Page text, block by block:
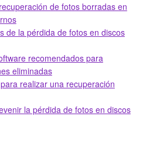
de fotos borradas en
de la pérdida de fotos en discos
recomendados para
eliminadas
realizar una recuperación
la pérdida de fotos en discos